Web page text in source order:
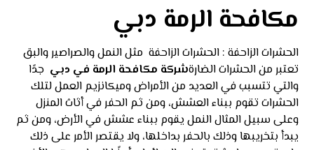
مكافحة الرمة دبي
الحشرات الزاحفة : الحشرات الزاحفة مثل النمل والصراصير والبق
تعتبر من الحشرات الضارةشركة مكافحة الرمة في دبي جدًا
والتي تتسبب في العديد من الأمراض وميكانزيم العمل لتلك
الحشرات تقوم ببناء العشش، ومن ثم الحفر في أثاث المنزل
وعلى سبيل المثال النمل يقوم ببناء عشش في الأرض، ومن ثم
يبدأ بتخريبها وذلك بالحفر بداخلها، ولا يقتصر الأمر على ذلك